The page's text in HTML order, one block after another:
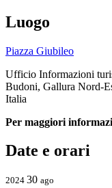
Luogo
Piazza Giubileo
Ufficio Informazioni
Budoni, Gallura Nord-
Italia
Per maggiori
Date e orari
2024 30 ago